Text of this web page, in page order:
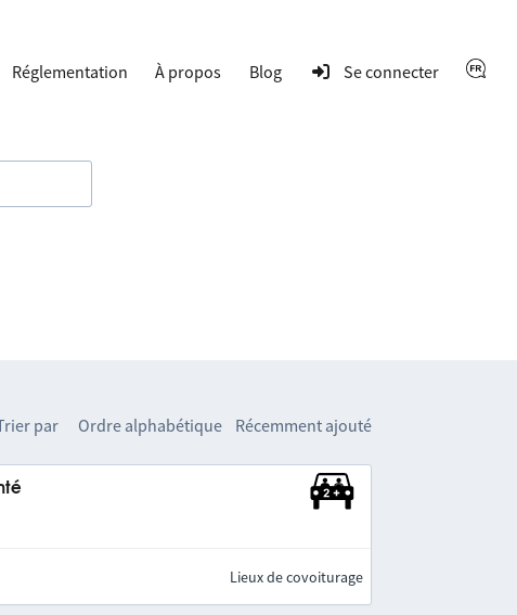
Réglementation À propos Blog Se connecter
par Ordre alphabétique Récemment ajouté
Lieux de covoiturage